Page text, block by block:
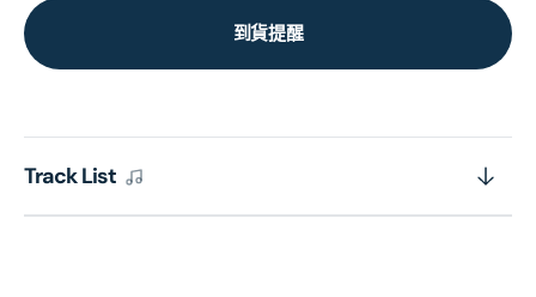
到貨提醒
Track List